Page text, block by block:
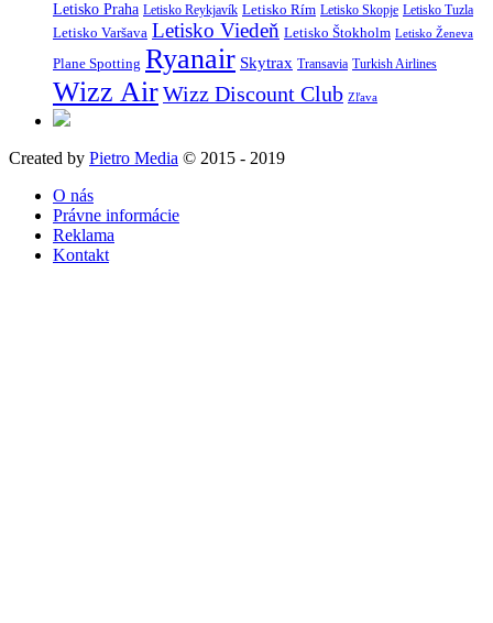
Letisko Praha Letisko Reykjavík Letisko Rím Letisko Skopje Letisko Tuzla
Letisko Varšava Letisko Viedeň Letisko Štokholm Letisko Ženeva
Plane Spotting Ryanair Skytrax Transavia Turkish Airlines
Wizz AirWizz Discount Club Zľava
Created by Pietro Media © 2015 - 2019
O nás
Právne informácie
Reklama
Kontakt